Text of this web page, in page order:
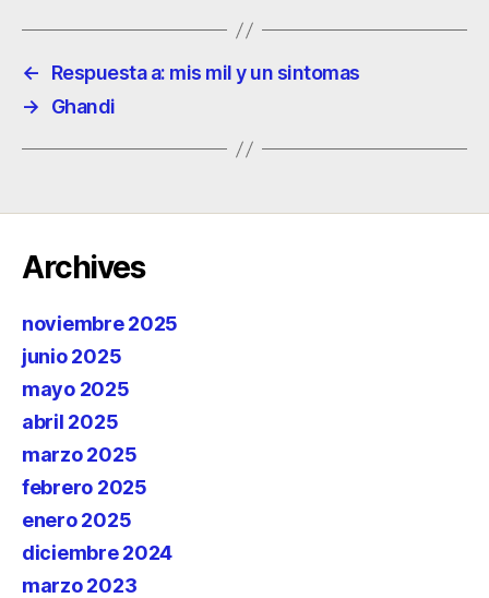
←
Respuesta a: mis mil y un sintomas
→
Ghandi
Archives
noviembre 2025
junio 2025
mayo 2025
abril 2025
marzo 2025
febrero 2025
enero 2025
diciembre 2024
marzo 2023